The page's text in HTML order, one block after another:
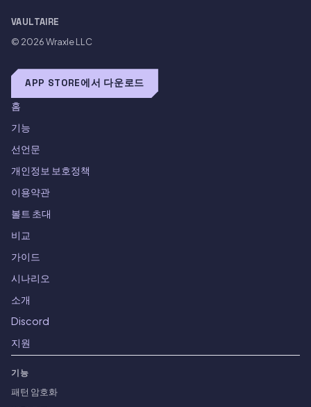
VAULTAIRE
© 2026Wraxle LLC
APP STORE에서 다운로드
홈
기능
선언문
개인정보 보호정책
이용약관
볼트 초대
비교
가이드
시나리오
소개
Discord
지원
기능
패턴 암호화